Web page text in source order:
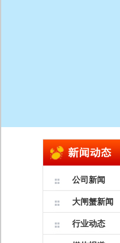
公司新闻
大闸蟹新闻
行业动态